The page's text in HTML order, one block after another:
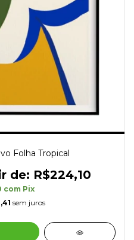
Folha Tropical
R$224,10
com Pix
sem juros